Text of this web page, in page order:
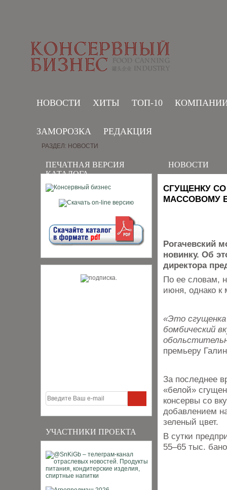
НОВОСТИ ХИТЫ ТОП-10
ЗАМОРОЗКА РЕДАКЦИЯ
ПЕЧАТНАЯ ВЕРСИЯ
КАТАЛОГА
УЧАСТНИКИ ПРОЕКТА
РАЗДЕЛ: НОВОСТИ
НОВОСТИ
СГУЩЕНКУ
МАССОВОМУ
Рогачевский
новинку. Об
директора
По ее словам,
июня, однако к
«Это
бомбический
премьеру
За последнее
«белой»
консервы со
добавлением
зеленый цвет.
В сутки
55–65 тыс.